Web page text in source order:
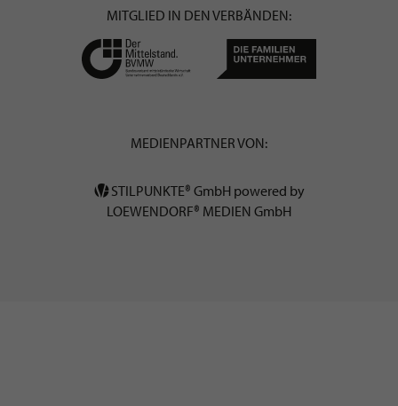
MITGLIED IN DEN VERBÄNDEN:
MEDIENPARTNER VON:
STILPUNKTE® GmbH powered by
LOEWENDORF® MEDIEN GmbH